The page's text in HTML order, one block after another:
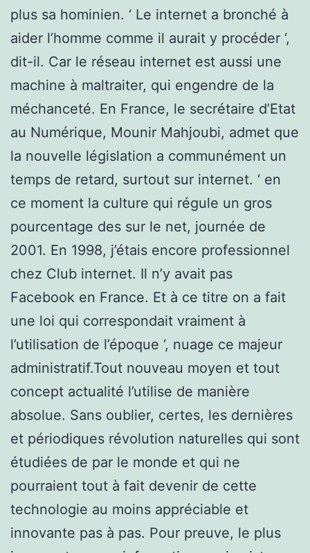
plus sa hominien. ‘ Le internet a bronché à
aider l’homme comme il aurait y procéder ‘,
dit-il. Car le réseau internet est aussi une
machine à maltraiter, qui engendre de la
méchanceté. En France, le secrétaire d’Etat
au Numérique, Mounir Mahjoubi, admet que
la nouvelle législation a communément un
temps de retard, surtout sur internet. ‘ en
ce moment la culture qui régule un gros
pourcentage des sur le net, journée de
2001. En 1998, j’étais encore professionnel
chez Club internet. Il n’y avait pas
Facebook en France. Et à ce titre on a fait
une loi qui correspondait vraiment à
l’utilisation de l’époque ‘, nuage ce majeur
administratif.Tout nouveau moyen et tout
concept actualité l’utilise de manière
absolue. Sans oublier, certes, les dernières
et périodiques révolution naturelles qui sont
étudiées de par le monde et qui ne
pourraient tout à fait devenir de cette
technologie au moins appréciable et
innovante pas à pas. Pour preuve, le plus